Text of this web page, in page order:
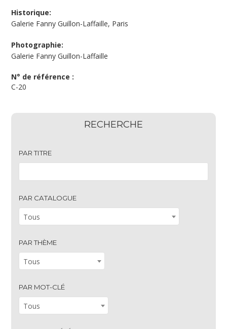
Historique:
Galerie Fanny Guillon-Laffaille, Paris
Photographie:
Galerie Fanny Guillon-Laffaille
N° de référence :
C-20
RECHERCHE
PAR TITRE
PAR CATALOGUE
Tous
PAR THÈME
Tous
PAR MOT-CLÉ
Tous